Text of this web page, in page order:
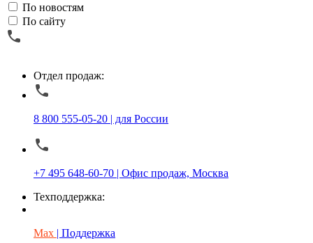
По новостям
По сайту
Отдел продаж:
8 800 555-05-20 | для России
+7 495 648-60-70 | Офис продаж, Москва
Техподдержка:
Max | Поддержка